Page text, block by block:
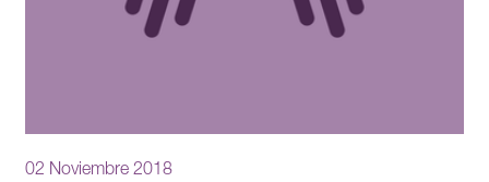
02 Noviembre 2018